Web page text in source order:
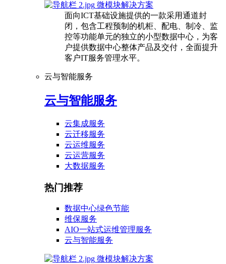
微模块解决方案
面向ICT基础设施提供的一款采用通道封
闭，包含工程预制的机柜、配电、制冷、监
控等功能单元的独立的小型数据中心，为客
户提供数据中心整体产品及交付，全面提升
客户IT服务管理水平。
云与智能服务
云与智能服务
云集成服务
云迁移服务
云运维服务
云运营服务
大数据服务
热门推荐
数据中心绿色节能
维保服务
AIO一站式运维管理服务
云与智能服务
微模块解决方案